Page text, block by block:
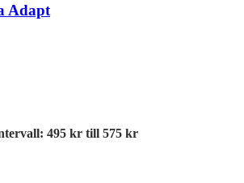
Adapt
495 kr till 575 kr